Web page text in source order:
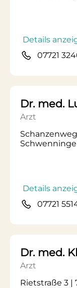
Details
07721
Dr. med.
Arzt
Details
07721
Dr. med.
Arzt
Rietstraße 3